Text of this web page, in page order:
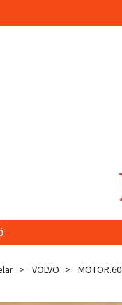
VOLVO MOTOR.60